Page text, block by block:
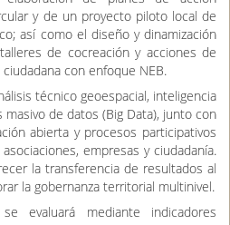
de Badajoz, las acciones previstas
y recopilación de datos
circular doméstica y ciudadana en
climática y la elaboración de
la adaptación al cambio climático; la
sensorización para la recogida de
de transición ecológica y
elaboración de planes de acción
y de un proyecto piloto local de
así como el diseño y dinamización
de cocreación y acciones de
con enfoque NEB.